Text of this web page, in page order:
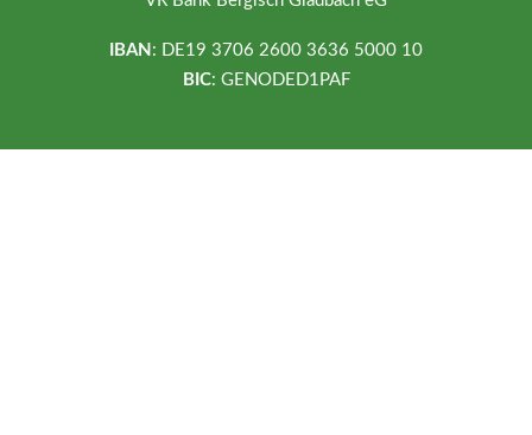
IBAN : DE19 3706 2600 3636 5000 10
BIC: GENODED1PAF